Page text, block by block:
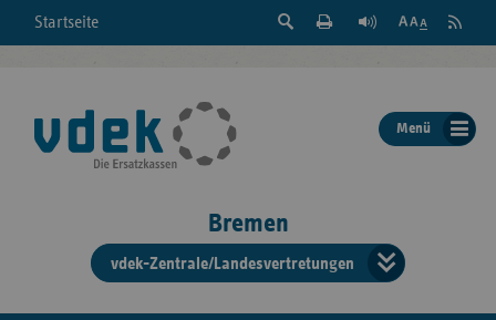
Startseite
Suche
der
Seite
Feed
Menü
Bremen
vdek-Zentrale/Landesvertretungen
der